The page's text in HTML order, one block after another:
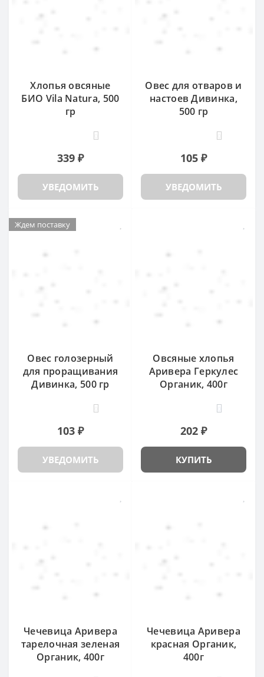
Хлопья овсяные
БИО Vila Natura, 500
гр
339 ₽
УВЕДОМИТЬ
Овес для отваров и
настоев Дивинка,
500 гр
105 ₽
УВЕДОМИТЬ
Ждем поставку
Овес голозерный
для проращивания
Дивинка, 500 гр
103 ₽
УВЕДОМИТЬ
Овсяные хлопья
Аривера Геркулес
Органик, 400г
202 ₽
КУПИТЬ
Чечевица Аривера
тарелочная зеленая
Органик, 400г
Чечевица Аривера
красная Органик,
400г